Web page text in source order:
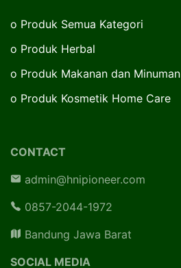
o Produk Semua Kategori
o Produk Herbal
o Produk Makanan dan Minuman
o Produk Kosmetik Home Care
CONTACT
admin@hnipioneer.com
0857-2044-1972
Bandung Jawa Barat
SOCIAL MEDIA